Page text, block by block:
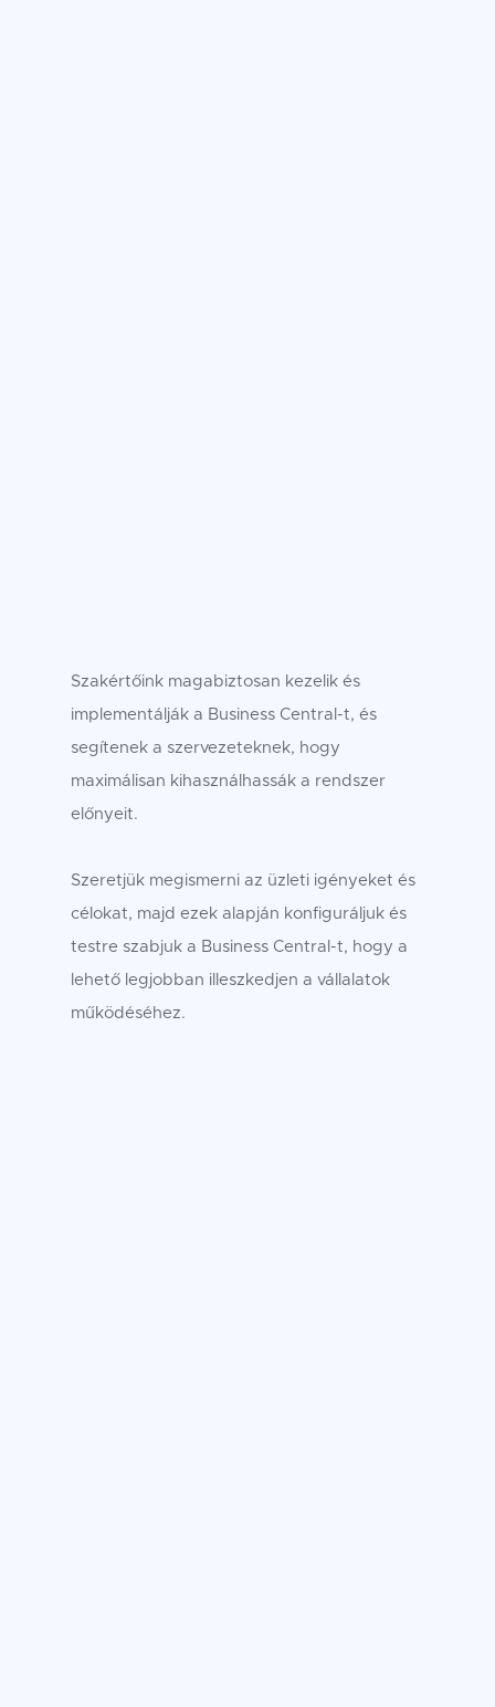
Szakértőink magabiztosan kezelik és
implementálják a Business Central-t, és
segítenek a szervezeteknek, hogy
maximálisan kihasználhassák a rendszer
előnyeit.
Szeretjük megismerni az üzleti igényeket és
célokat, majd ezek alapján konfiguráljuk és
testre szabjuk a Business Central-t, hogy a
lehető legjobban illeszkedjen a vállalatok
működéséhez.